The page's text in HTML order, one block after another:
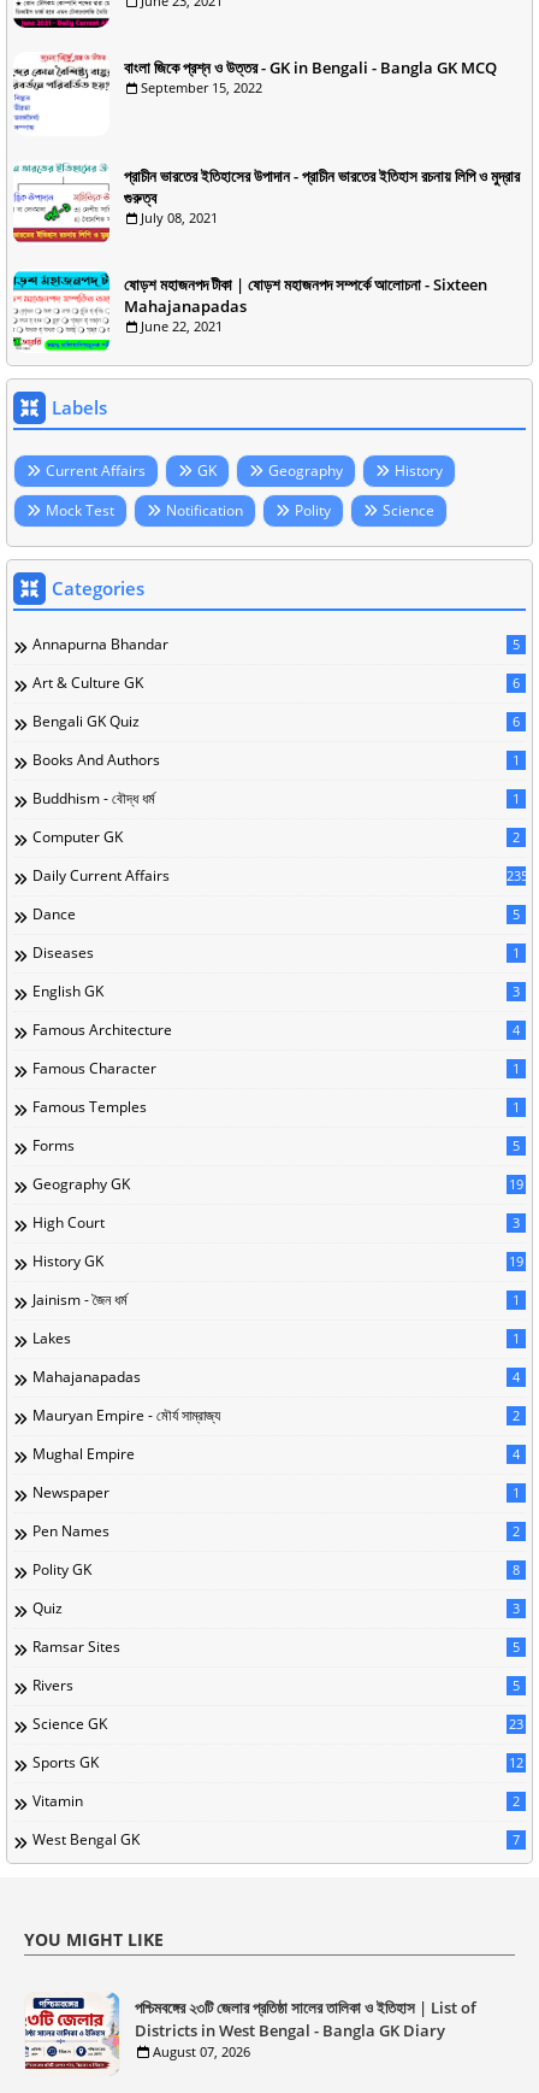
বাংলা জিকে প্রশ্ন ও উত্তর - GK in Bengali - Bangla GK MCQ
September 15, 2022
প্রাচীন ভারতের ইতিহাসের উপাদান - প্রাচীন ভারতের ইতিহাস রচনায় লিপি ও মুদ্রার
গুরুত্ব
July 08, 2021
ষোড়শ মহাজনপদ টীকা | ষোড়শ মহাজনপদ সম্পর্কে আলোচনা - Sixteen
Mahajanapadas
June 22, 2021
Labels
Current Affairs GK Geography
History
Mock Test
Notification Polity Science
Categories
Annapurna Bhandar 5
Art & Culture GK 6
Bengali GK Quiz 6
Books And Authors 1
Buddhism - বৌদ্ধ ধর্ম 1
Computer GK 2
Daily Current Affairs 235
Dance 5
Diseases 1
English GK 3
Famous Architecture 4
Famous Character 1
Famous Temples 1
Forms 5
Geography GK 19
High Court 3
History GK 19
Jainism - জৈন ধর্ম 1
Lakes 1
Mahajanapadas 4
Mauryan Empire - মৌর্য সাম্রাজ্য 2
Mughal Empire 4
Newspaper 1
Pen Names 2
Polity GK 8
Quiz 3
Ramsar Sites 5
Rivers 5
Science GK 23
Sports GK 12
Vitamin 2
West Bengal GK 7
YOU MIGHT LIKE
পশ্চিমবঙ্গের ২৩টি জেলার প্রতিষ্ঠা সালের তালিকা ও ইতিহাস | List of
Districts in West Bengal - Bangla GK Diary
August 07, 2026